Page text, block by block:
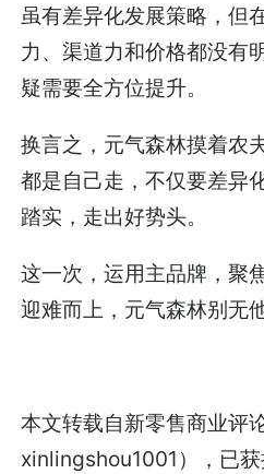
虽有差异化发展策略，但
力、渠道力和价格都没有
疑需要全方位提升。
换言之，元气森林摸着农
都是自己走，不仅要差异
踏实，走出好势头。
这一次，运用主品牌，聚
迎难而上，元气森林别无
本文转载自新零售商业评
xinlingshou1001），已